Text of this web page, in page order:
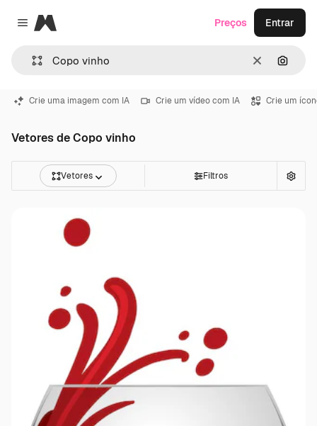
Close menu
Magnific
Limpar
Preços Entrar
Crie uma imagem com IA Crie um vídeo com IA Crie um
Vetores de Copo vinho
Vetores Filtros